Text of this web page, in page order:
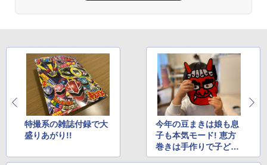
特撮系の雑誌付録で大
盛りあがり!!
今年の豆まきは娘も息
子も本気モード! 恵方
巻きは手作りで子ども
の食べやすさ重視